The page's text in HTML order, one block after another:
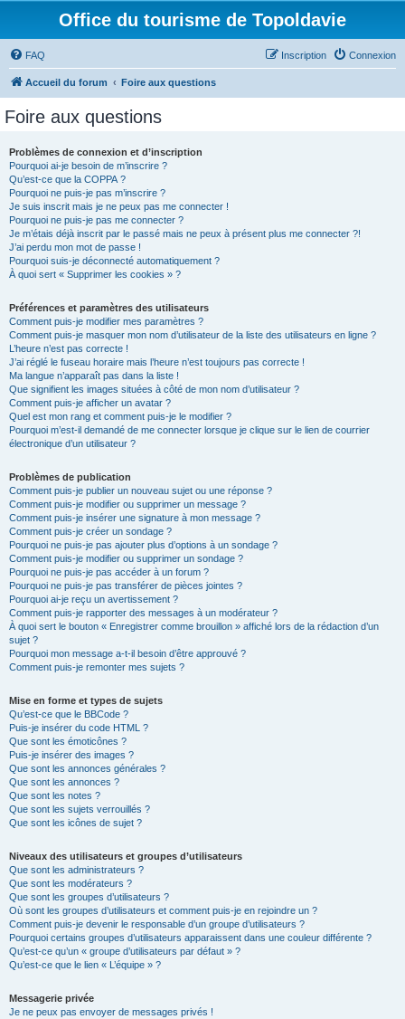
Office du tourisme de Topoldavie
FAQ Connexion
Inscription
Accueil du forum Foire aux questions
Foire aux questions
Problèmes de connexion et d’inscription
Pourquoi ai-je besoin de m’inscrire ?
Qu’est-ce que la COPPA ?
Pourquoi ne puis-je pas m’inscrire ?
Je suis inscrit mais je ne peux pas me connecter !
Pourquoi ne puis-je pas me connecter ?
Je m’étais déjà inscrit par le passé mais ne peux à présent plus me connecter ?!
J’ai perdu mon mot de passe !
Pourquoi suis-je déconnecté automatiquement ?
À quoi sert « Supprimer les cookies » ?
Préférences et paramètres des utilisateurs
Comment puis-je modifier mes paramètres ?
Comment puis-je masquer mon nom d’utilisateur de la liste des utilisateurs en ligne ?
L’heure n’est pas correcte !
J’ai réglé le fuseau horaire mais l’heure n’est toujours pas correcte !
Ma langue n’apparaît pas dans la liste !
Que signifient les images situées à côté de mon nom d’utilisateur ?
Comment puis-je afficher un avatar ?
Quel est mon rang et comment puis-je le modifier ?
Pourquoi m’est-il demandé de me connecter lorsque je clique sur le lien de courrier
électronique d’un utilisateur ?
Problèmes de publication
Comment puis-je publier un nouveau sujet ou une réponse ?
Comment puis-je modifier ou supprimer un message ?
Comment puis-je insérer une signature à mon message ?
Comment puis-je créer un sondage ?
Pourquoi ne puis-je pas ajouter plus d’options à un sondage ?
Comment puis-je modifier ou supprimer un sondage ?
Pourquoi ne puis-je pas accéder à un forum ?
Pourquoi ne puis-je pas transférer de pièces jointes ?
Pourquoi ai-je reçu un avertissement ?
Comment puis-je rapporter des messages à un modérateur ?
À quoi sert le bouton « Enregistrer comme brouillon » affiché lors de la rédaction d’un
sujet ?
Pourquoi mon message a-t-il besoin d’être approuvé ?
Comment puis-je remonter mes sujets ?
Mise en forme et types de sujets
Qu’est-ce que le BBCode ?
Puis-je insérer du code HTML ?
Que sont les émoticônes ?
Puis-je insérer des images ?
Que sont les annonces générales ?
Que sont les annonces ?
Que sont les notes ?
Que sont les sujets verrouillés ?
Que sont les icônes de sujet ?
Niveaux des utilisateurs et groupes d’utilisateurs
Que sont les administrateurs ?
Que sont les modérateurs ?
Que sont les groupes d’utilisateurs ?
Où sont les groupes d’utilisateurs et comment puis-je en rejoindre un ?
Comment puis-je devenir le responsable d’un groupe d’utilisateurs ?
Pourquoi certains groupes d’utilisateurs apparaissent dans une couleur différente ?
Qu’est-ce qu’un « groupe d’utilisateurs par défaut » ?
Qu’est-ce que le lien « L’équipe » ?
Messagerie privée
Je ne peux pas envoyer de messages privés !